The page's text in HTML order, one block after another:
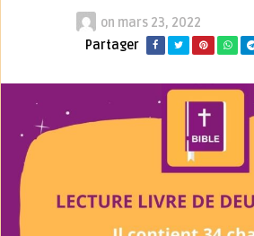
on mars 23, 2022
Partager